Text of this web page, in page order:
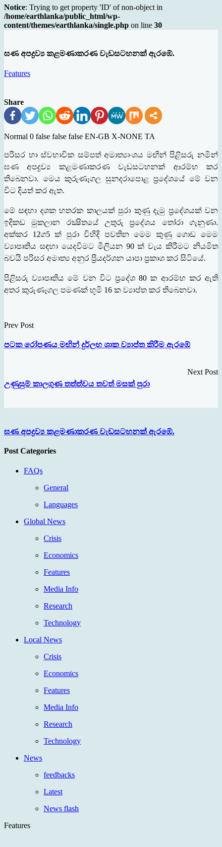
Notice: Trying to get property 'ID' of non-object in
/home/earthlanka/public_html/wp-
content/themes/earthlanka/single.php on line 30
ඝණ අපද්‍රව්‍ය කළමණාකරණ වැඩසටහනක් ඇරඹේ.
Features
Share
Normal 0 false false false EN-GB X-NONE TA
පරිසර හා ස්වභාවික සම්පත් අමාත්‍යාංශය මඟින් පිළිසරු නමින්
ඝණ අපද්‍රව්‍ය කළමණාකරණ වැඩසටහනක් ආරම්භ කර
තිබෙනවා. මෙය කුරුණෑගල සුනදරාපොළ ප‍්‍රදේශයේ මේ වන
විට දියත් කර ඇත.
මේ සඳහා දශක හතරක කාලයක් පුරා කුණු දැමු ප‍්‍රදේශයක් වන
ඉදිකඩ මුකලාන රක්‍ෂිතයේ උතුරු ප‍්‍රදේශය තෝරා ගැනුණා.
අක්කර 12ග5ක් පුරා විහිදි පවතින මෙම කුණු ගොඩ මෙම
ව්‍යාපෘතිය සඳහා යෙදවිමට මිලියන 90ක් වැය කිරීමට නියමිත
බවයි පරිසර අමාත්‍ය අනුර ප‍්‍රියදර්ශන යාපා ප‍්‍රකාශ කර සිටියේ.
පිළිසරු ව්‍යාපෘතිය මේ වන විට ප‍්‍රදේශ80 ක ආරම්භ කර ඇති
අතර කුරුණෑගල පමණක් භූමි 16 ක ව්‍යාප්ත කර තිබෙනවා.
Prev Post
පටක රෝපණය මඟින් දුර්ලභ ශාක ව්‍යාප්ත කිරීම ඇරඹේ
Next Post
උණුසුම් කාලගුණ තත්ත්වය තවත් මසක් පුරා
ඝණ අපද්‍රව්‍ය කළමණාකරණ වැඩසටහනක් ඇරඹේ.
Post Categories
FAQs
General
Languages
Global News
Crisis
Economics
Features
Media Info
Research
Technology
Local News
Crisis
Economics
Features
Media Info
Research
Technology
News
feedbacks
Latest
News flash
Features